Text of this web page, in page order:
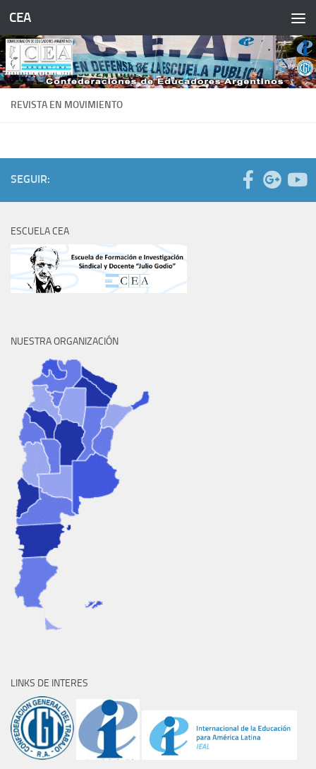
Saltar al contenido
CEA
REVISTA EN MOVIMIENTO
SEGUIR:
ESCUELA CEA
NUESTRA ORGANIZACIÓN
LINKS DE INTERES